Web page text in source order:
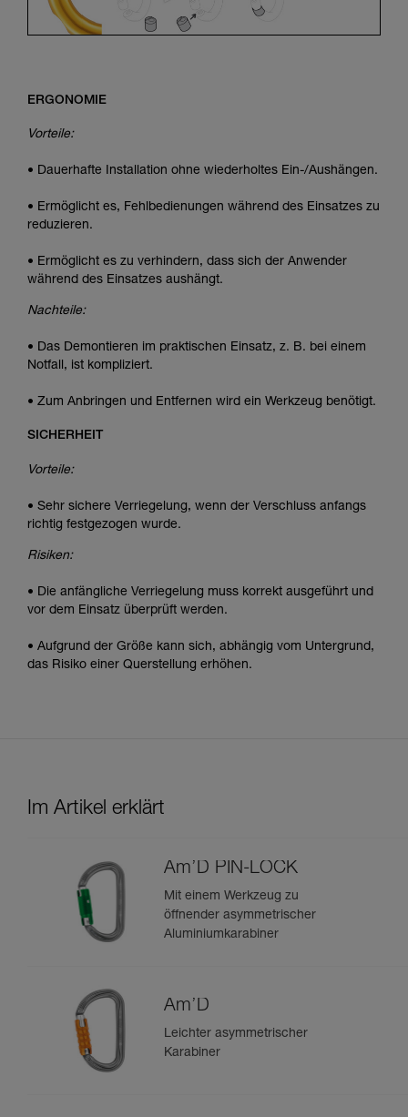
ERGONOMIE
Vorteile:
• Dauerhafte Installation ohne wiederholtes Ein-/Aushängen.
• Ermöglicht es, Fehlbedienungen während des Einsatzes zu
reduzieren.
• Ermöglicht es zu verhindern, dass sich der Anwender
während des Einsatzes aushängt.
Nachteile:
• Das Demontieren im praktischen Einsatz, z. B. bei einem
Notfall, ist kompliziert.
• Zum Anbringen und Entfernen wird ein Werkzeug benötigt.
SICHERHEIT
Vorteile:
• Sehr sichere Verriegelung, wenn der Verschluss anfangs
richtig festgezogen wurde.
Risiken:
• Die anfängliche Verriegelung muss korrekt ausgeführt und
vor dem Einsatz überprüft werden.
• Aufgrund der Größe kann sich, abhängig vom Untergrund,
das Risiko einer Querstellung erhöhen.
Im Artikel erklärt
Am’D PIN-LOCK
Mit einem Werkzeug zu
öffnender asymmetrischer
Aluminiumkarabiner
Am’D
Leichter asymmetrischer
Karabiner